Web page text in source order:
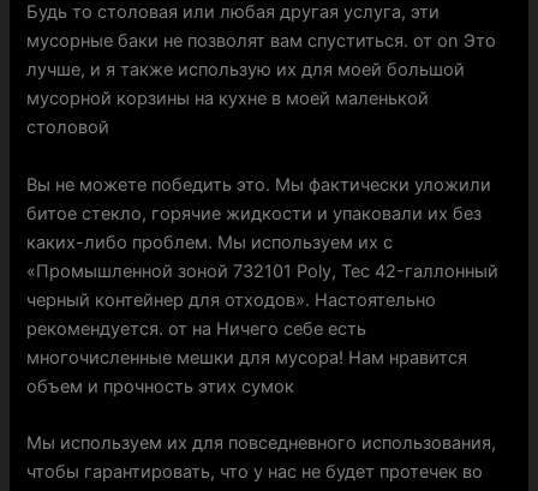
Будь то столовая или любая другая услуга, эти
мусорные баки не позволят вам спуститься. от on Это
лучше, и я также использую их для моей большой
мусорной корзины на кухне в моей маленькой
столовой
Вы не можете победить это. Мы фактически уложили
битое стекло, горячие жидкости и упаковали их без
каких-либо проблем. Мы используем их с
«Промышленной зоной 732101 Poly, Tec 42-галлонный
черный контейнер для отходов». Настоятельно
рекомендуется. от на Ничего себе есть
многочисленные мешки для мусора! Нам нравится
объем и прочность этих сумок
Мы используем их для повседневного использования,
чтобы гарантировать, что у нас не будет протечек во